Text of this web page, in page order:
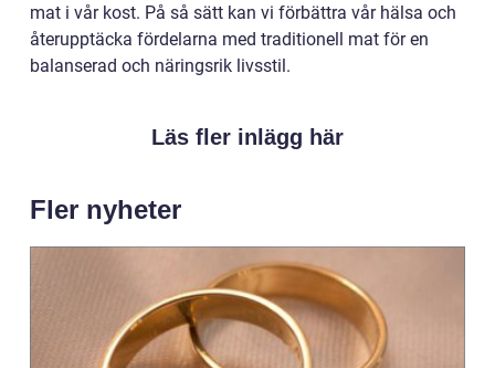
mat i vår kost. På så sätt kan vi förbättra vår hälsa och
återupptäcka fördelarna med traditionell mat för en
balanserad och näringsrik livsstil.
Läs fler inlägg här
Fler nyheter